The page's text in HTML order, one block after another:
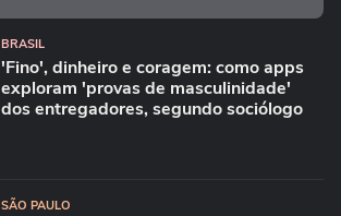
BRASIL
'Fino', dinheiro e coragem: como apps
exploram 'provas de masculinidade'
dos entregadores, segundo sociólogo
SÃO PAULO